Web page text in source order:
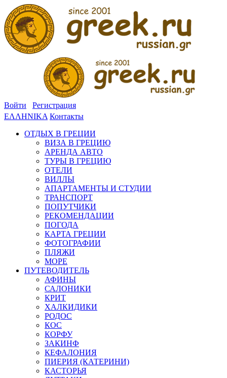
Войти
Регистрация
ΕΛΛΗΝΙΚΑ Контакты
ОТДЫХ В ГРЕЦИИ
ВИЗА В ГРЕЦИЮ
АРЕНДА АВТО
ТУРЫ В ГРЕЦИЮ
ОТЕЛИ
ВИЛЛЫ
АПАРТАМЕНТЫ И СТУДИИ
ТРАНСПОРТ
ПОПУТЧИКИ
РЕКОМЕНДАЦИИ
ПОГОДА
КАРТА ГРЕЦИИ
ФОТОГРАФИИ
ПЛЯЖИ
МОРЕ
ПУТЕВОДИТЕЛЬ
АФИНЫ
САЛОНИКИ
КРИТ
ХАЛКИДИКИ
РОДОС
КОС
КОРФУ
ЗАКИНФ
КЕФАЛОНИЯ
ПИЕРИЯ (КАТЕРИНИ)
КАСТОРЬЯ